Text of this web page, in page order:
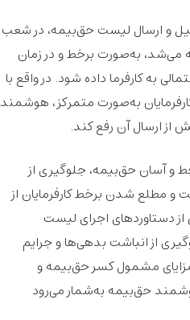
و ارسال لیست حق‌بیمه، در شعب
می‌شد، به‌صورت برخط و در زمان
به کارفرما داده شود. در واقع با
به‌صورت متمرکز، هوشمند
از ارسال آن رفع کند.
و آسان حق‌بیمه، جلوگیری از
و مطلع شدن برخط کارفرمایان از
دستاوردهای اجرای لیست
از انباشت بدهی‌ها و جرایم
مشمول کسر حق‌بیمه و
حق‌بیمه به‌شمار می‌رود